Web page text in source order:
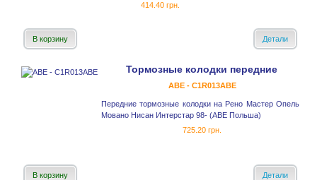
414.40 грн.
В корзину Детали
Тормозные колодки передние
ABE - C1R013ABE
Передние тормозные колодки на Рено Мастер Опель
Мовано Нисан Интерстар 98- (ABE Польша)
725.20 грн.
В корзину Детали